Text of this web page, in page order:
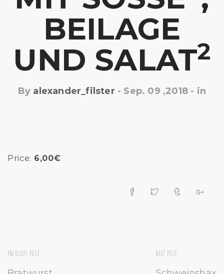
BEILAGE
UND SALAT2
By alexander_filster - Sep. 09 ,2018 - in
Price: 6,00€
PREVIOUS POST: NEXT POST: